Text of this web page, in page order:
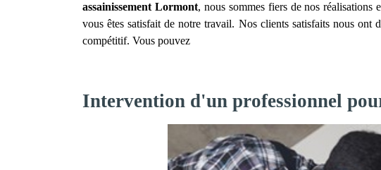
assainissement Lormont, nous sommes fiers de nos réalisations
vous êtes satisfait de notre travail. Nos clients satisfaits nous
compétitif. Vous pouvez
Intervention d'un professionnel